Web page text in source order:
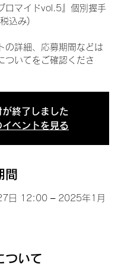
ロマイドvol.5』個別握手
込み)
の詳細、応募期間などは
ついてをご確認くださ
が終了しました
イベントを見る
間
日 12:00 – 2025年1月
ついて